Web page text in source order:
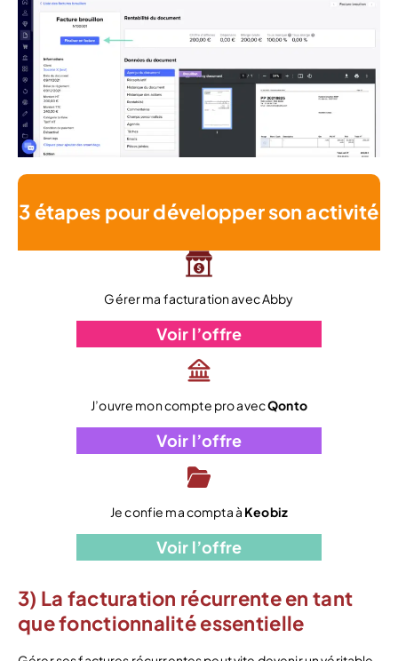
3 étapes pour développer son activité
Gérer ma facturation avec Abby
Voir l’offre
J’ouvre mon compte pro avecQonto
Voir l’offre
Je confie ma compta à Keobiz
Voir l’offre
3) La facturation récurrente en tant
que fonctionnalité essentielle